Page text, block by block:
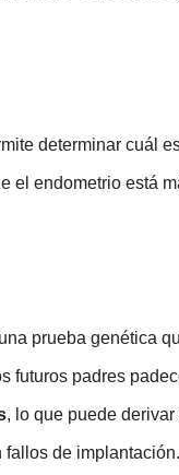
determinar cuál
el endometrio está
prueba genética
futuros padres
, lo que puede
fallos de implantación.